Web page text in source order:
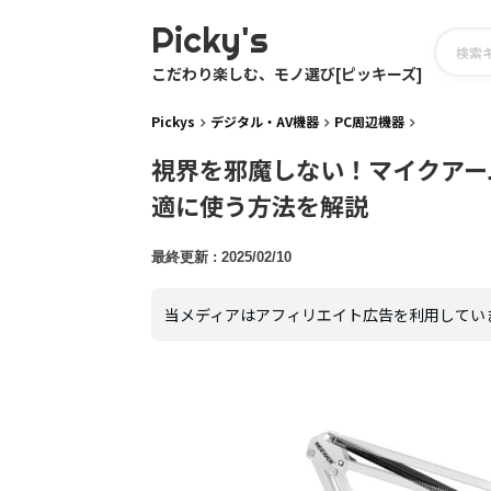
Picky's
こだわり楽しむ、モノ選び[ピッキーズ]
Pickys デジタル・AV機器 PC周辺機器
視界を邪魔しない！マイクア
適に使う方法を解説
2025/02/10
当メディアはアフィリエイト広告を利用してい